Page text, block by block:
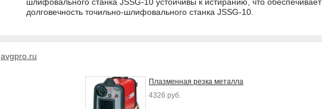
долговечность точильно-шлифовального станка JSSG-10.
avgpro.ru
Плазменная резка металла
4326 руб.